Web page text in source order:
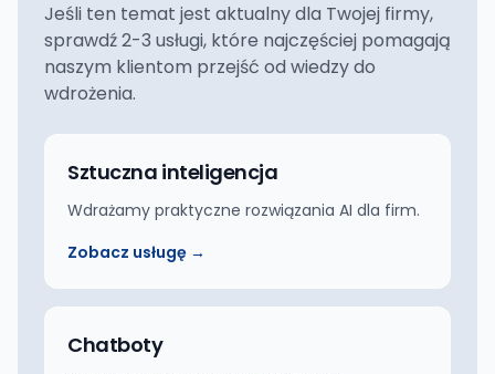
Jeśli ten temat jest aktualny dla Twojej firmy,
sprawdź 2-3 usługi, które najczęściej pomagają
naszym klientom przejść od wiedzy do
wdrożenia.
Sztuczna inteligencja
Wdrażamy praktyczne rozwiązania AI dla firm.
Zobacz usługę →
Chatboty